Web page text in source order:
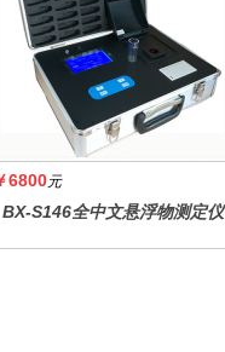
6800元
BX-S146全中文悬浮物测定仪